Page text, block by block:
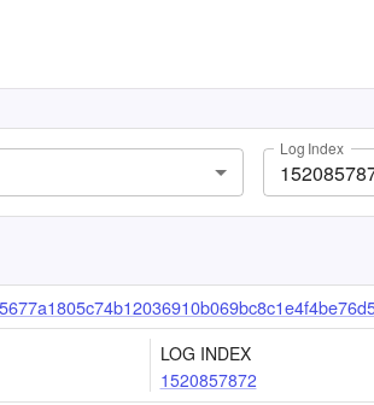
Log Index
LOG INDEX
1520857872